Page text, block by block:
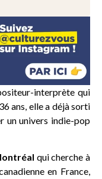
interprète qui
ans, elle a déjà sorti
un univers indie-pop
qui cherche à
en France,